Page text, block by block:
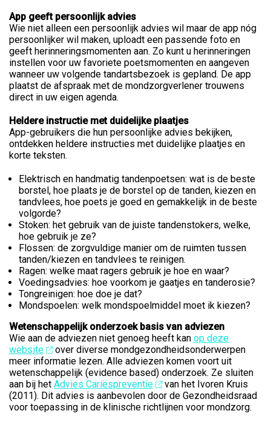
App geeft persoonlijk advies
Wie niet alleen een persoonlijk advies wil maar de app nóg
persoonlijker wil maken, uploadt een passende foto en
geeft herinneringsmomenten aan. Zo kunt u herinneringen
instellen voor uw favoriete poetsmomenten en aangeven
wanneer uw volgende tandartsbezoek is gepland. De app
plaatst de afspraak met de mondzorgverlener trouwens
direct in uw eigen agenda.
Heldere instructie met duidelijke plaatjes
App-gebruikers die hun persoonlijke advies bekijken,
ontdekken heldere instructies met duidelijke plaatjes en
korte teksten.
Elektrisch en handmatig tandenpoetsen: wat is de beste
borstel, hoe plaats je de borstel op de tanden, kiezen en
tandvlees, hoe poets je goed en gemakkelijk in de beste
volgorde?
Stoken: het gebruik van de juiste tandenstokers, welke,
hoe gebruik je ze?
Flossen: de zorgvuldige manier om de ruimten tussen
tanden/kiezen en tandvlees te reinigen.
Ragen: welke maat ragers gebruik je hoe en waar?
Voedingsadvies: hoe voorkom je gaatjes en tanderosie?
Tongreinigen: hoe doe je dat?
Mondspoelen: welk mondspoelmiddel moet ik kiezen?
Wetenschappelijk onderzoek basis van adviezen
Wie aan de adviezen niet genoeg heeft kan op deze
website
over diverse mondgezondheidsonderwerpen
meer informatie lezen. Alle adviezen komen voort uit
wetenschappelijk (evidence based) onderzoek. Ze sluiten
aan bij het Advies Cariëspreventie
van het Ivoren Kruis
(2011). Dit advies is aanbevolen door de Gezondheidsraad
voor toepassing in de klinische richtlijnen voor mondzorg.